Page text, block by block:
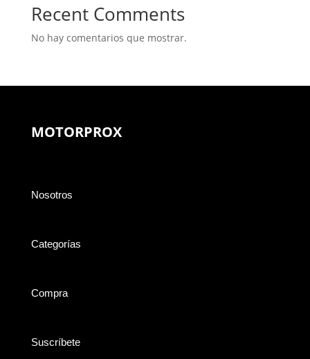
Recent Comments
No hay comentarios que mostrar.
MOTORPROX
Nosotros
Categorías
Compra
Suscríbete